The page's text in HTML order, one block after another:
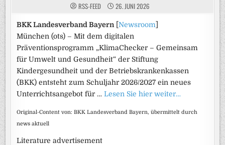
RSS-FEED 26. JUNI 2026
BKK Landesverband Bayern [Newsroom
München (ots) – Mit dem digitalen
Präventionsprogramm „KlimaChecker – Gemeinsam
für Umwelt und Gesundheit“ der Stiftung
Kindergesundheit und der Betriebskrankenkassen
(BKK) entsteht zum Schuljahr 2026/2027 ein neues
Unterrichtsangebot für …Lesen Sie hier weiter…
Original-Content von: BKK Landesverband Bayern, übermittelt durch
news aktuell
Literature advertisement